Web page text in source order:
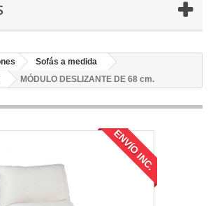
Sofás a medida
MÓDULO DESLIZANTE DE 68 cm.
ENVÍO INC.